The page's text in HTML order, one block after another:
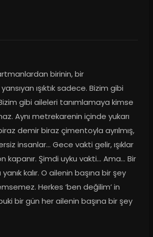
birinin, bir
ışıktık sadece. Bizim gibi
gibi aileleri tanımlamaya kimse
Aynı metrekarenin içinde yukarı
demir biraz çimentoyla ayrılmış,
insanlar… Gece vakti gelir, ışıklar
kapanır. Şimdi uyku vakti… Ama… Bir
yanık kalır. O ailenin başına bir şey
Herkes ‘ben değilim’ in
bir gün her ailenin başına bir şey